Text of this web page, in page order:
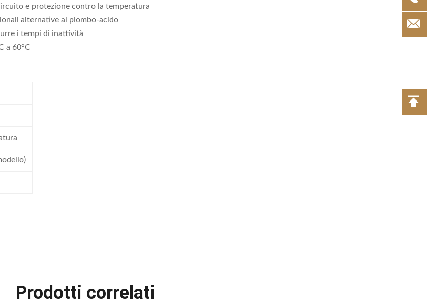
e protezione contro la temperatura
alternative al piombo-acido
i tempi di inattività
a 60°C
Prodotti correlati